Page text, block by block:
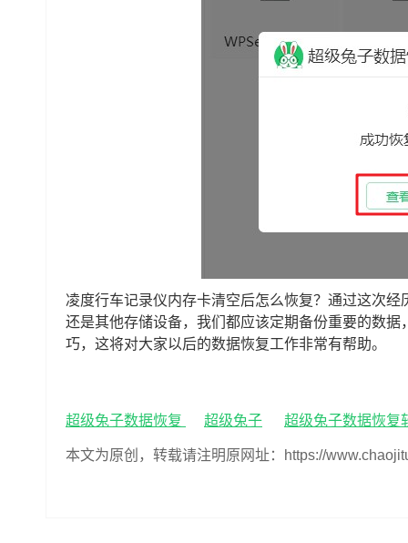
凌度行车记录仪内存卡清空后怎么恢复？通过这次
还是其他存储设备，我们都应该定期备份重要的数
巧，这将对大家以后的数据恢复工作非常有帮助。
超级兔子数据恢复 超级兔子 超级兔子数据恢复
本文为原创，转载请注明原网址：https://